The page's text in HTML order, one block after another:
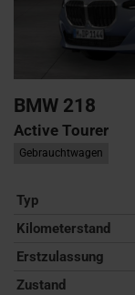
BMW 218
Active Tourer
Gebrauchtwagen
Typ
Kilometerstand
Erstzulassung
Zustand